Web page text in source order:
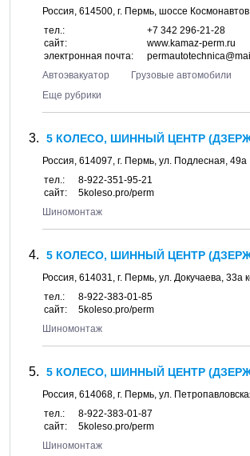
Россия, 614500, г. Пермь, шоссе
тел.:
+7 342 296-21-28
сайт:
www.kamaz-perm.ru
электронная почта:
Автоэвакуатор
Грузовые автомобили
Еще рубрики
5 КОЛЕСО, ШИННЫЙ ЦЕНТР
Россия, 614097, г. Пермь, ул. Подлесная, 49а
тел.:
8-922-351-95-21
сайт:
5koleso.pro/perm
Шиномонтаж
5 КОЛЕСО, ШИННЫЙ ЦЕНТР
Россия, 614031, г. Пермь, ул. Докучаева, 33а
тел.:
8-922-383-01-85
сайт:
5koleso.pro/perm
Шиномонтаж
5 КОЛЕСО, ШИННЫЙ ЦЕНТР
Россия, 614068, г. Пермь, ул.
тел.:
8-922-383-01-87
сайт:
5koleso.pro/perm
Шиномонтаж